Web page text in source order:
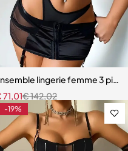
gorge et culotte en
lingerie femme 3
€142,02
71,01
-19%